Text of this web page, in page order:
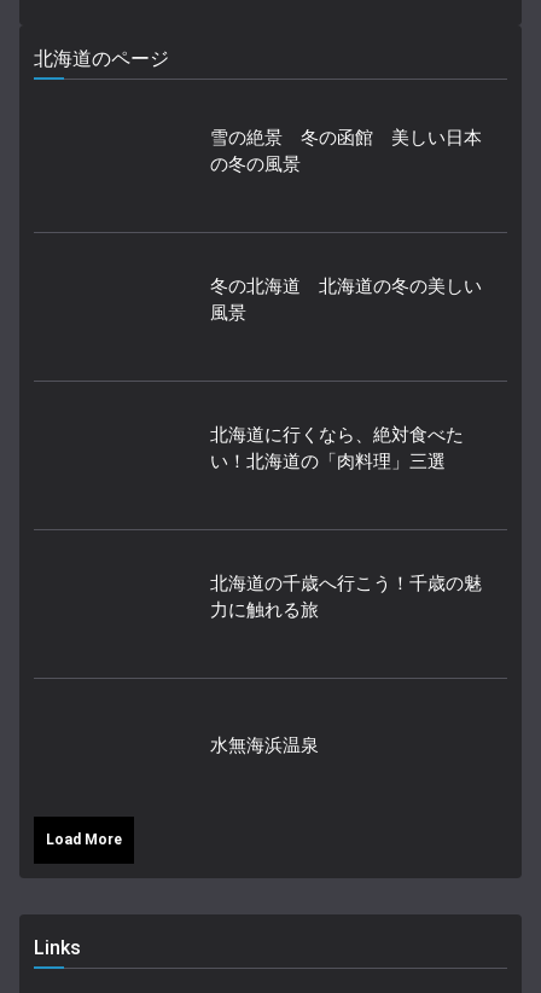
北海道のページ
雪の絶景 冬の函館 美しい日本
の冬の風景
冬の北海道 北海道の冬の美しい
風景
北海道に行くなら、絶対食べた
い！北海道の「肉料理」三選
北海道の千歳へ行こう！千歳の魅
力に触れる旅
水無海浜温泉
Load More
Links